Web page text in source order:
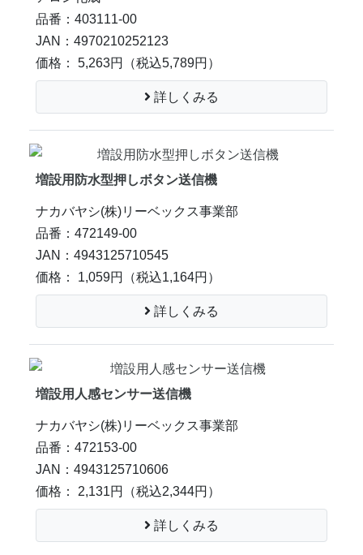
品番：403111-00
JAN：4970210252123
価格： 5,263円
（税込5,789円）
詳しくみる
増設用防水型押しボタン送信機
ナカバヤシ(株)リーベックス事業部
品番：472149-00
JAN：4943125710545
価格： 1,059円
（税込1,164円）
詳しくみる
増設用人感センサー送信機
ナカバヤシ(株)リーベックス事業部
品番：472153-00
JAN：4943125710606
価格： 2,131円
（税込2,344円）
詳しくみる